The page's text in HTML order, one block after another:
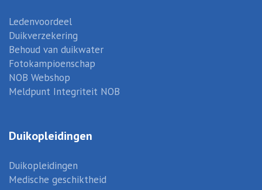
Ledenvoordeel
Duikverzekering
Behoud van duikwater
Fotokampioenschap
NOB Webshop
Meldpunt Integriteit NOB
Duikopleidingen
Duikopleidingen
Medische geschiktheid